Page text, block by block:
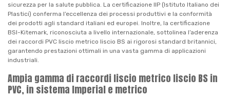
sicurezza per la salute pubblica. La certificazione IIP (Istituto Italiano dei
Plastici) conferma l’eccellenza dei processi produttivi e la conformità
dei prodotti agli standard italiani ed europei. Inoltre, la certificazione
BSI-Kitemark, riconosciuta a livello internazionale, sottolinea l’aderenza
dei raccordi PVC liscio metrico liscio BS ai rigorosi standard britannici,
garantendo prestazioni ottimali in una vasta gamma di applicazioni
industriali.
Ampia gamma di raccordi liscio metrico liscio BS in
PVC, in sistema Imperial e metrico